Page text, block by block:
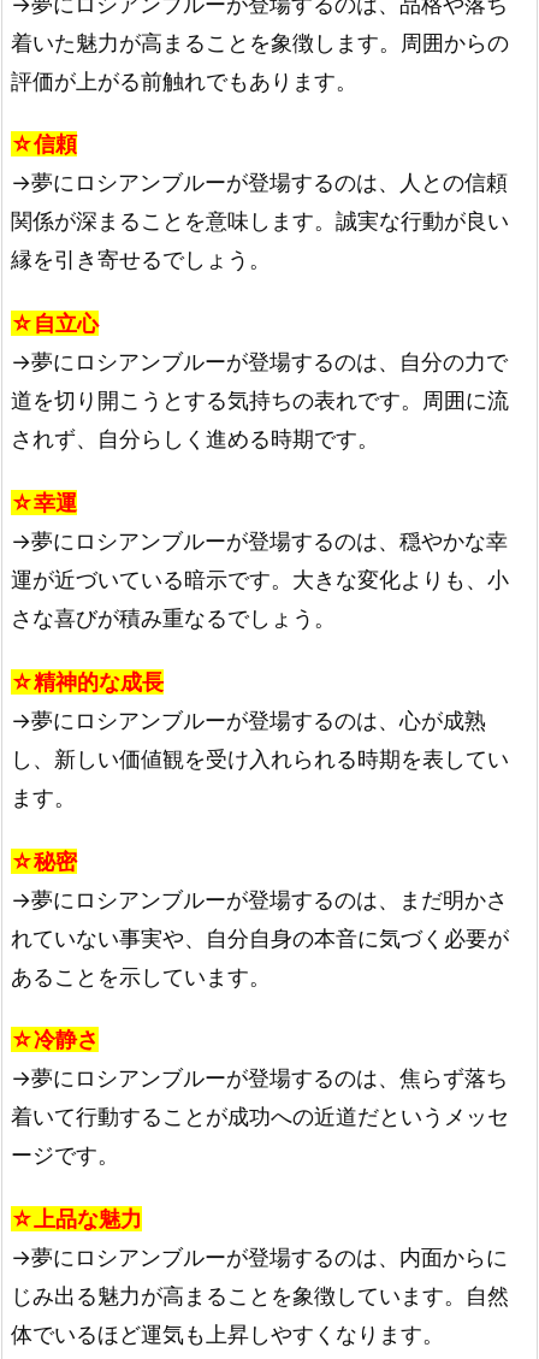
着いた魅力が高まることを象徴します。周囲からの
評価が上がる前触れでもあります。
☆信頼
→夢にロシアンブルーが登場するのは、人との信頼
関係が深まることを意味します。誠実な行動が良い
縁を引き寄せるでしょう。
☆自立心
→夢にロシアンブルーが登場するのは、自分の力で
道を切り開こうとする気持ちの表れです。周囲に流
されず、自分らしく進める時期です。
☆幸運
→夢にロシアンブルーが登場するのは、穏やかな幸
運が近づいている暗示です。大きな変化よりも、小
さな喜びが積み重なるでしょう。
☆精神的な成長
→夢にロシアンブルーが登場するのは、心が成熟
し、新しい価値観を受け入れられる時期を表してい
ます。
☆秘密
→夢にロシアンブルーが登場するのは、まだ明かさ
れていない事実や、自分自身の本音に気づく必要が
あることを示しています。
☆冷静さ
→夢にロシアンブルーが登場するのは、焦らず落ち
着いて行動することが成功への近道だというメッセ
ージです。
☆上品な魅力
→夢にロシアンブルーが登場するのは、内面からに
じみ出る魅力が高まることを象徴しています。自然
体でいるほど運気も上昇しやすくなります。